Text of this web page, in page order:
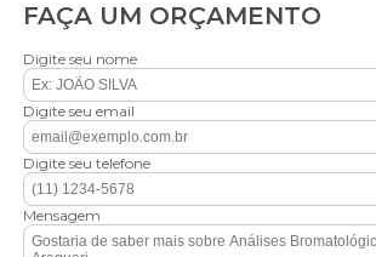
FAÇA UM ORÇAMENTO
Digite seu nome
Digite seu email
Digite seu telefone
Mensagem